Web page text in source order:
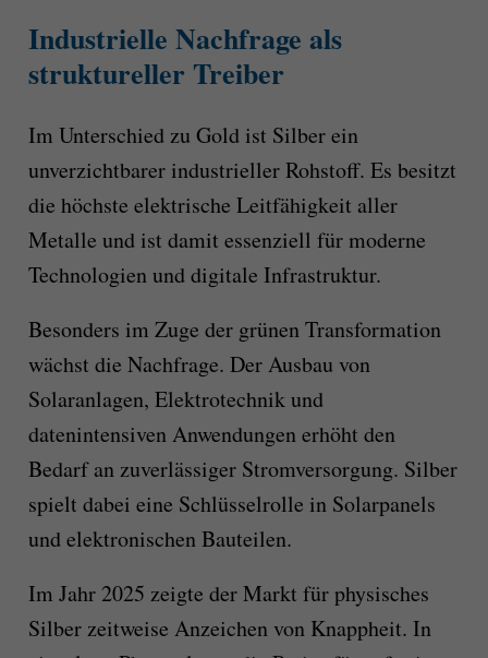
Industrielle Nachfrage als
struktureller Treiber
Im Unterschied zu Gold ist Silber ein
unverzichtbarer industrieller Rohstoff. Es besitzt
die höchste elektrische Leitfähigkeit aller
Metalle und ist damit essenziell für moderne
Technologien und digitale Infrastruktur.
Besonders im Zuge der grünen Transformation
wächst die Nachfrage. Der Ausbau von
Solaranlagen, Elektrotechnik und
datenintensiven Anwendungen erhöht den
Bedarf an zuverlässiger Stromversorgung. Silber
spielt dabei eine Schlüsselrolle in Solarpanels
und elektronischen Bauteilen.
Im Jahr 2025 zeigte der Markt für physisches
Silber zeitweise Anzeichen von Knappheit. In